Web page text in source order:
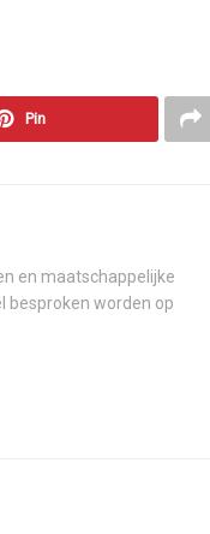
Pin
en maatschappelijke
besproken worden op